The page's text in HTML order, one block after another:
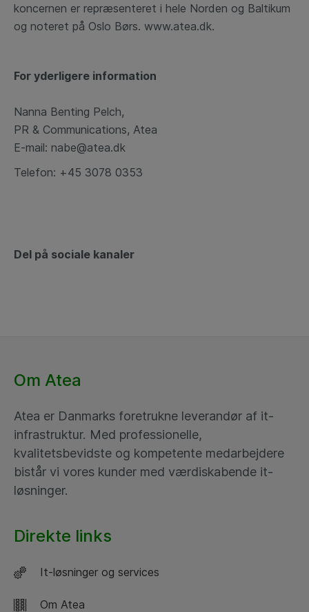
koncernen er repræsenteret i hele Norden og Baltikum
og noteret på Oslo Børs. www.atea.dk.
For yderligere information
Nanna Benting Pelch,
PR & Communications, Atea
E-mail: nabe@atea.dk
Telefon: +45 3078 0353
Del på sociale kanaler
Om Atea
Atea er Danmarks foretrukne leverandør af it-
infrastruktur. Med professionelle,
kvalitetsbevidste og kompetente medarbejdere
bistår vi vores kunder med værdiskabende it-
løsninger.
Direkte links
It-løsninger og services
Om Atea